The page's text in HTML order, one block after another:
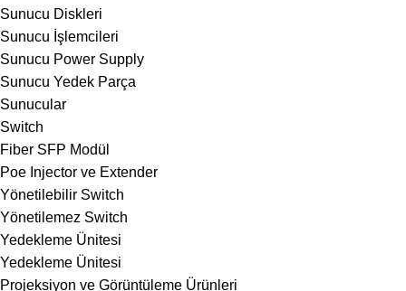
Sunucu Diskleri
Sunucu İşlemcileri
Sunucu Power Supply
Sunucu Yedek Parça
Sunucular
Switch
Fiber SFP Modül
Poe Injector ve Extender
Yönetilebilir Switch
Yönetilemez Switch
Yedekleme Ünitesi
Yedekleme Ünitesi
Projeksiyon ve Görüntüleme Ürünleri